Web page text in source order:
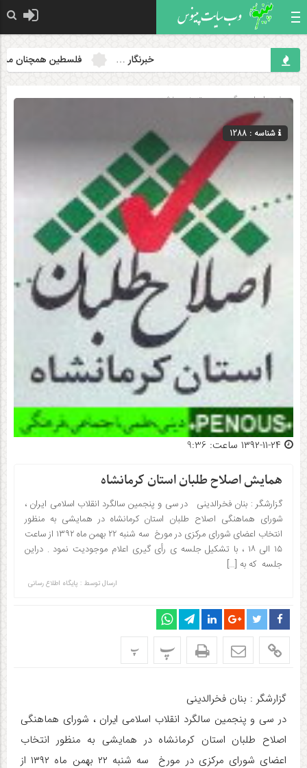
خبرنگار … فلسطین همچنان مسئله
صفحه اصلی» گروه »دسته‌بندی نشده
شناسه : 1288
همایش اصلاح طلبان استان کرمانشاه
گزارشگر : بنان فخرالدینی در سی و پنجمین سالگرد انقلاب اسلامی ایران ،
شورای هماهنگی اصلاح طلبان استان کرمانشاه در همایشی به منظور
انتخاب اعضای شورای مرکزی در مورخ سه شنبه ۲۲ بهمن ماه ۱۳۹۲ از ساعت
۱۵ الی ۱۸ ، با تشکیل جلسه ی رأی گیری اعلام موجودیت نمود . دراین
جلسه که به […]
ارسال توسط : پایگاه اطلاع رسانی
پ پ
گزارشگر : بنان فخرالدینی
در سی و پنجمین سالگرد انقلاب اسلامی ایران ، شورای هماهنگی
اصلاح طلبان استان کرمانشاه در همایشی به منظور انتخاب
اعضای شورای مرکزی در مورخ سه شنبه ۲۲ بهمن ماه ۱۳۹۲ از